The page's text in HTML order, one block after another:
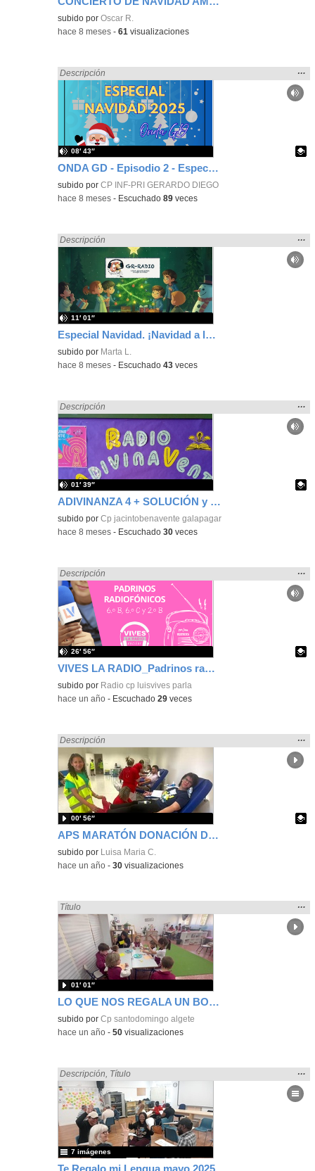
Contenido educativo.
subido porOscar R.
-hace 8 meses -61 visualizaciones
ONDA GD - Episodio 2 - Especial Navidad 2025
Encontrado «regalo» en:
Descripción
la
…
Contenido educativo.
subido porCP INF-PRI GERARDO DIEGO
08′ 43″
-hace 8 meses - Escuchado89 veces
Especial Navidad. ¡Navidad a lo grande y sin cortarse un turrón!
Encontrado «regalo» en:
Descripción
la
…
subido por Marta L.
11′ 01″
-hace 8 meses - Escuchado43 veces
ADIVINANZA 4 + SOLUCIÓN y GANADORES DE LA ANTERIOR
Encontrado «regalo» en:
Descripción
la
…
Contenido educativo.
subido porCp jacintobenavente galapagar
01′ 39″
-hace 8 meses - Escuchado30 veces
VIVES LA RADIO_Padrinos radiofónicos 6.ºB, 6.ºC y 2.ºB
Encontrado «regalo» en:
Descripción
la
…
Contenido educativo.
subido por Radio cp luisvives parla
26′ 56″
-hace un año - Escuchado29 veces
APS MARATÓN DONACIÓN DE SANGRE. JORNADAS EN EL HOSPITAL.
Encontrado «regalo» en:
Descripción
la
…
Contenido educativo.
subido por Luisa Maria C.
00′ 56″
-hace un año -30 visualizaciones
LO QUE NOS REGALA UN BOTÓN
Encontrado «regalo» en:
Título
la
…
subido porCp santodomingo algete
01′ 01″
-hace un año -50 visualizaciones
Te Regalo mi Lengua mayo 2025
Encontrado «regalo» en:
Descripción Título
la
…
7 imágenes